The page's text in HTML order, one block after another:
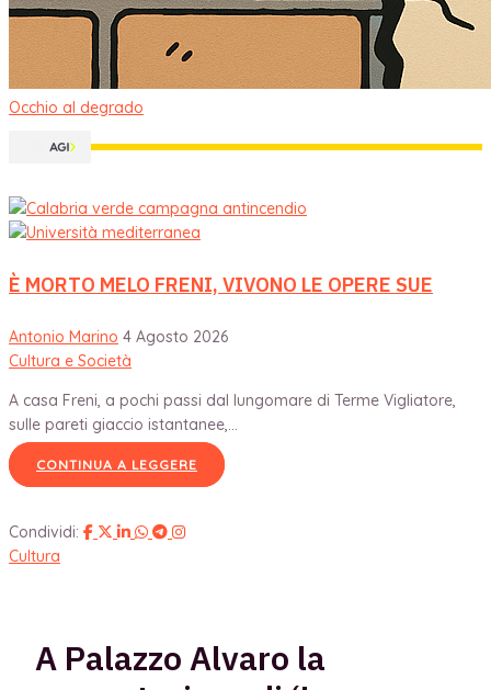
Occhio al degrado
È MORTO MELO FRENI, VIVONO LE OPERE SUE
Antonio Marino 4 Agosto 2026
Cultura e Società
A casa Freni, a pochi passi dal lungomare di Terme Vigliatore,
sulle pareti giaccio istantanee,...
CONTINUA A LEGGERE
Condividi:
Cultura
A Palazzo Alvaro la